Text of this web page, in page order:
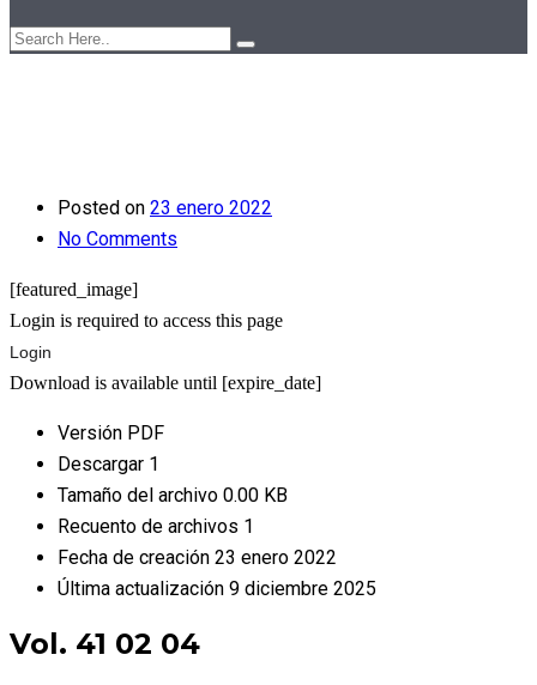
Posted on 23 enero 2022
No Comments
[featured_image]
Login is required to access this page
Login
Download is available until [expire_date]
Versión PDF
Descargar 1
Tamaño del archivo 0.00 KB
Recuento de archivos 1
Fecha de creación 23 enero 2022
Última actualización 9 diciembre 2025
Vol. 41 02 04